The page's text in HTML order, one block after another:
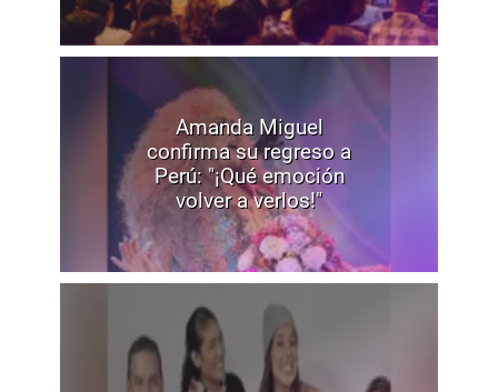
Amanda Miguel
confirma su regreso a
Perú: "¡Qué emoción
volver a verlos!"